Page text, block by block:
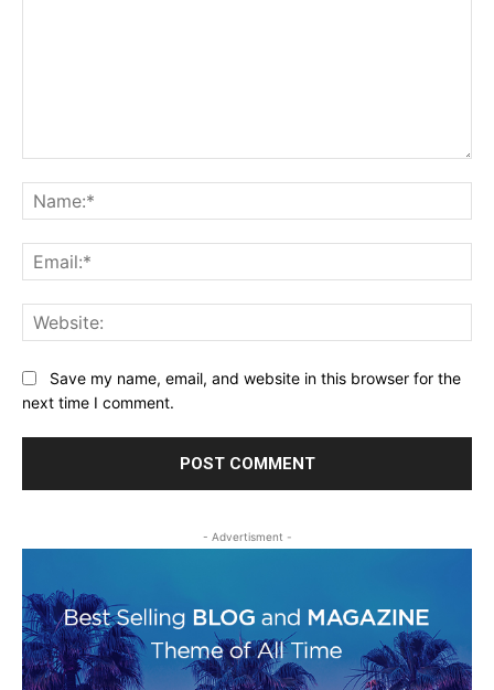
Save my name, email, and website in this browser for the
next time I comment.
- Advertisment -